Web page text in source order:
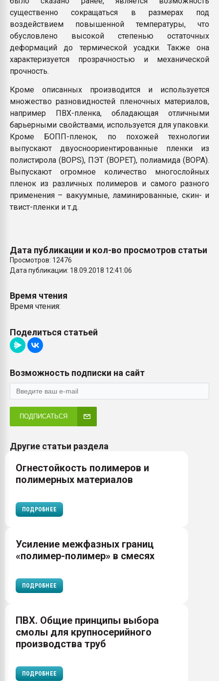
существенно сокращаться в размерах под
воздействием повышенной температуры, что
обусловлено высокой степенью остаточных
деформаций до термической усадки. Также она
характеризуется прозрачностью и механической
прочность.
Кроме описанных производится и используется
множество разновидностей пленочных материалов,
например ПВХ-пленка, обладающая отличными
барьерными свойствами, используется для упаковки.
Кроме БОПП-пленок, по похожей технологии
выпускают двуосноориентированные пленки из
полистирола (BOPS), ПЭТ (BOPET), полиамида (BOPA).
Выпускают огромное количество многослойных
пленок из различных полимеров и самого разного
применения – вакуумные, ламинированные, скин- и
твист-пленки и т.д.
Дата публикации и кол-во просмотров статьи
Просмотров: 12476
Дата публикации: 18.09.2018 12:41:06
Время чтения
Время чтения:
Поделиться статьей
Возможность подписки на сайт
ПОДПИСАТЬСЯ
Другие статьи раздела
Огнестойкость полимеров и
полимерных материалов
ПОДРОБНЕЕ
Усиление межфазных границ
«полимер-полимер» в смесях
ПОДРОБНЕЕ
ПВХ. Общие принципы выбора
смолы для крупносерийного
производства труб
ПОДРОБНЕЕ